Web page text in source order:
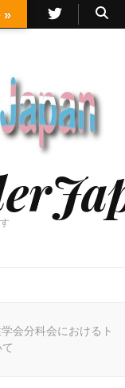
会分科会におけるト
»